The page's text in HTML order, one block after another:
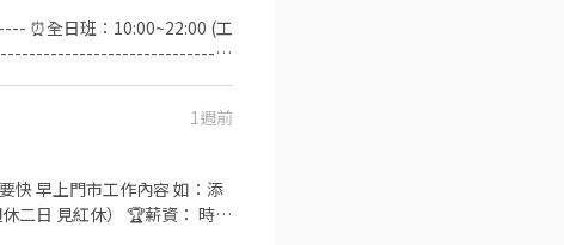
全日班：10:00~22:00 (工
存控管學習 ----------------------
合各大專院校學期、學年
小時薪資額外再加10元。 ✅
排班最少4小時、每周最少須
1週前
：添